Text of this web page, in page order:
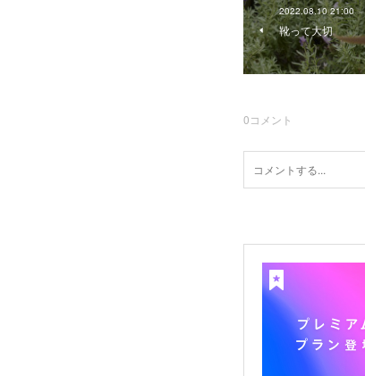
2022.08.10 21:00
靴って大切
0コメント